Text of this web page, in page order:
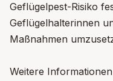
Geflügelpest-Risiko
Geflügelhalterinnen
Maßnahmen
Weitere